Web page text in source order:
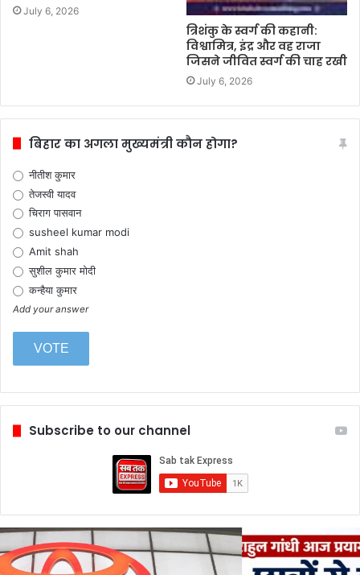
July 6, 2026
त्रिशंकु के स्वर्ग की कहानी:
विश्वामित्र, इंद्र और वह राजा
जिसने जीवित स्वर्ग की चाह रखी
July 6, 2026
बिहार का अगला मुख्यमंत्री कौन होगा?
नीतीश कुमार
तेजस्वी यादव
चिराग पासवान
susheel kumar modi
Amit shah
सुशील कुमार मोदी
कन्हैया कुमार
Add your answer
Subscribe to our channel
राहुल
गांधी
आज